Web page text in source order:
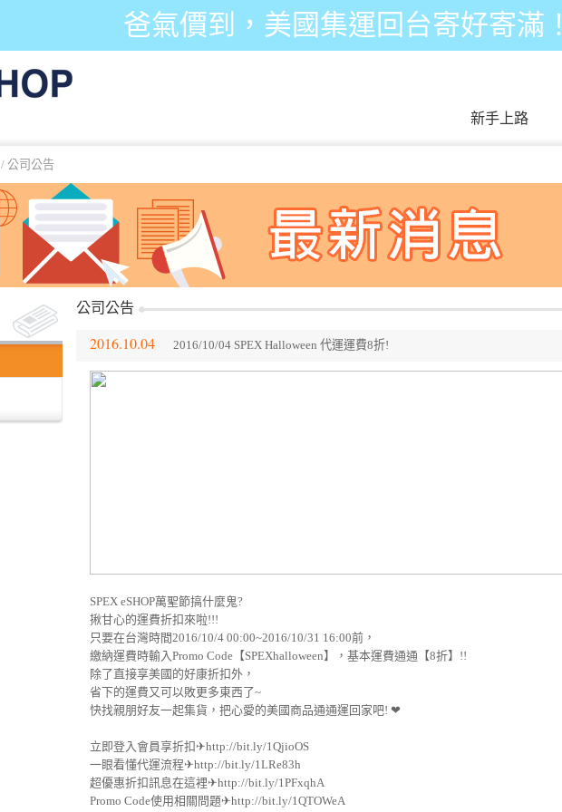
爸氣價到，美國集運回台寄好寄滿！
新手上路
/ 公司公告
公司公告
2016.10.04 2016/10/04 SPEX Halloween 代運運費8折!
SPEX eSHOP萬聖節搞什麼鬼?
揪甘心的運費折扣來啦!!!
只要在台灣時間2016/10/4 00:00~2016/10/31 16:00前，
繳納運費時輸入Promo Code【SPEXhalloween】，基本運費通通【8折】!!
除了直接享美國的好康折扣外，
省下的運費又可以敗更多東西了~
快找親朋好友一起集貨，把心愛的美國商品通通運回家吧! ❤
立即登入會員享折扣✈http://bit.ly/1QjioOS
一眼看懂代運流程✈http://bit.ly/1LRe83h
超優惠折扣訊息在這裡✈http://bit.ly/1PFxqhA
Promo Code使用相關問題✈http://bit.ly/1QTOWeA